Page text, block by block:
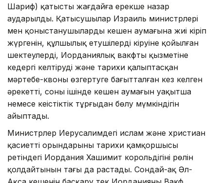
Шариф) қатысты жағдайға ерекше назар
аударылды. Қатысушылар Израиль министрлері
мен қоныстанушылардың кешен аумағына жиі кіріп
жүргенін, құлшылық етушілердің кіруіне қойылған
шектеулерді, Иорданиялық вакфтың қызметіне
кедергі келтіруді және тарихи қалыптасқан
мәртебе-квоны өзгертуге бағытталған кез келген
әрекетті, соның ішінде кешен аумағын уақытша
немесе кеңістіктік тұрғыдан бөлу мүмкіндігін
айыптады.
Министрлер Иерусалимдегі ислам және христиан
қасиетті орындарының тарихи қамқоршысы
ретіндегі Иордания Хашимит корольдігінің рөлін
қолдайтынын тағы да растады. Сондай-ақ Әл-